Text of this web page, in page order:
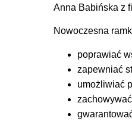
Anna Babińska z
Nowoczesna
poprawiać
zapewniać
umożliwiać